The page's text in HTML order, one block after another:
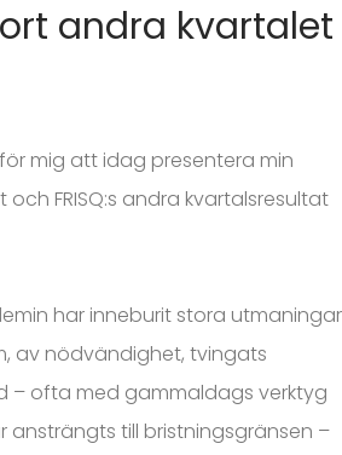
andra kvartalet
mig att idag presentera min
FRISQ:s andra kvartalsresultat
har inneburit stora utmaningar
av nödvändighet, tvingats
– ofta med gammaldags verktyg
ansträngts till bristningsgränsen –